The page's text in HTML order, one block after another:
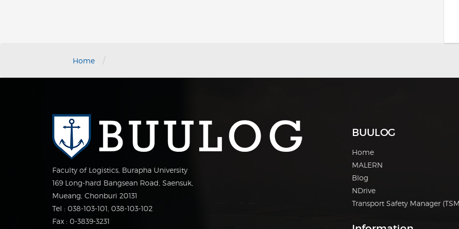
Home /
Faculty of Logistics, Burapha University
169 Long-hard Bangsean Road, Saensuk,
Mueang, Chonburi 20131
Tel : 038-103-101, 038-103-102
Fax : 0-3839-3231
BUULOG
Home
MALERN
Blog
NDrive
Transport Safety Manager